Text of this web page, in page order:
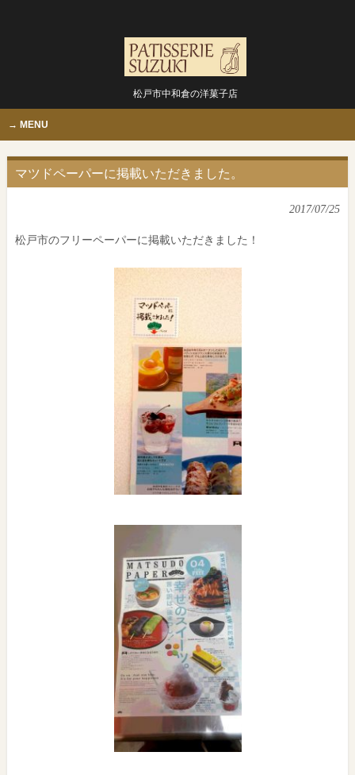
松戸市中和倉の洋菓子店
MENU
マツドペーパーに掲載いただきました。
2017/07/25
松戸市のフリーペーパーに掲載いただきました！